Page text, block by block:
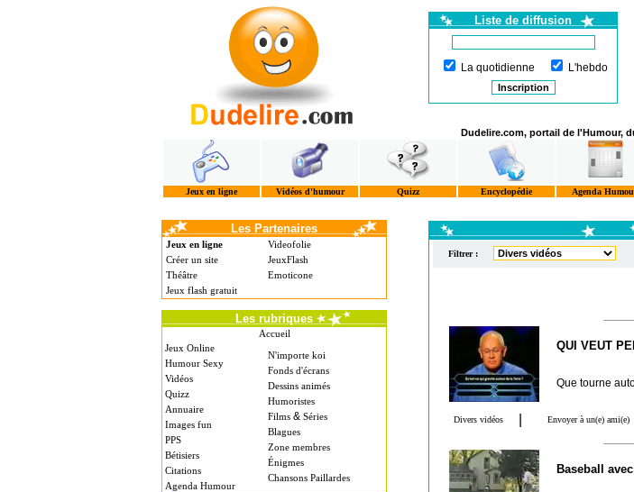
Liste de diffusion
La quotidienne L'hebdo
Dudelire.com, portail de l'Humour,
Jeux en ligne Vidéos d'humour Quizz Encyclopédie Agenda
Les Partenaires
Jeux en ligne
Créer un site
Théâtre
Jeux flash gratuit
Videofolie
JeuxFlash
Emoticone
Les rubriques
Accueil
Jeux Online
Humour Sexy
Vidéos
Quizz
Annuaire
Images fun
PPS
Bétisiers
Citations
Agenda Humour
N'importe koi
Fonds d'écrans
Dessins animés
Humoristes
Films & Séries
Blagues
Zone membres
Énigmes
Chansons Paillardes
Filtrer :
QUI VEUT
Que tourne
Baseball